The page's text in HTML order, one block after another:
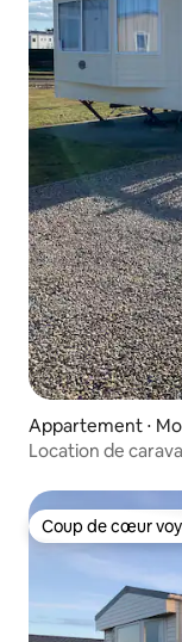
Appartement ⋅
Location de
Coup de cœur
Coup de cœur